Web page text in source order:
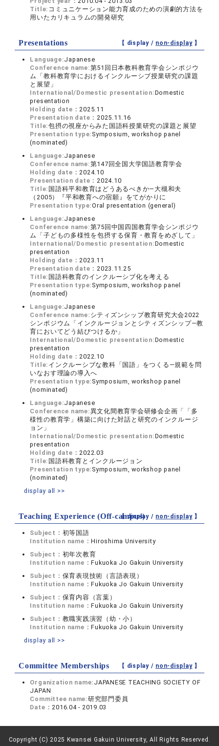
Title: コミュニケーション能力育成のための演劇的方法を
用いたカリキュラムの開発研究
Presentations 【 display / non-display】
Language:Japanese
Conference name:第51回日本教科教育学会シンポジウ
ム「教科教育学におけるインクルーシブ授業研究の課題
と展望」
International/Domestic presentation:Domestic
presentation
Holding date：2025.11
Presentation date：2025.11.16
Title:包摂の視座からみた国語科授業研究の課題と展望
Presentation type: Symposium, workshop panel
(nominated)
Language:Japanese
Conference name:第147回全国大学国語教育学会
Holding date：2024.10
Presentation date：2024.10
Title: 国語科平和教育はどうあるべきか―大槻和夫
（2005）『平和教育への宿願』をてがかりに
Presentation type:Oral presentation (general)
Language:Japanese
Conference name:第75回中国四国教育学会シンポジウ
ム「子どもの多様性を包摂する保育・教育をめざして」
International/Domestic presentation:Domestic
presentation
Holding date：2023.11
Presentation date：2023.11.25
Title: 国語科教育のインクルーシブ化を考える
Presentation type: Symposium, workshop panel
(nominated)
Language:Japanese
Conference name: シティズンシップ教育研究大会2022
シンポジウム「インクルージョンとシティズンシップ―教
育においてどう結びつけるか」
International/Domestic presentation:Domestic
presentation
Holding date：2022.10
Title: インクルーシブな教科「国語」をつくる―規範を問
いなおす理論の導入へ
Presentation type: Symposium, workshop panel
(nominated)
Language:Japanese
Conference name:異文化間教育学会研修会企画「「多
様性の教育学」構築に向けた対話と研究のインクルージ
ョン」
International/Domestic presentation:Domestic
presentation
Holding date：2022.03
Title: 国語科教育とインクルージョン
Presentation type: Symposium, workshop panel
(nominated)
display all >>
Teaching Experience (Off-campus)
【 display / non-display】
Subject： 初等国語
Institution name：Hiroshima University
Subject： 初年次教育
Institution name：Fukuoka Jo Gakuin University
Subject： 保育表現技術（言語表現）
Institution name：Fukuoka Jo Gakuin University
Subject： 保育内容（言葉）
Institution name：Fukuoka Jo Gakuin University
Subject： 教職実践演習（幼・小）
Institution name：Fukuoka Jo Gakuin University
display all >>
Committee Memberships 【 display / non-display】
Organization name: JAPANESE TEACHING SOCIETY OF
JAPAN
Committee name:研究部門委員
Date：2016.04 - 2019.03
Copyright (C) 2025 Kwansei Gakuin University, All Rights Reserved.